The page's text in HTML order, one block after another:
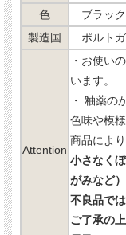
色
ブラック
製造国
ポルト
Attention
・お使い
います。
・ 釉薬の
色味や模
商品によ
小さなく
がみなど
不良品で
ご了承の